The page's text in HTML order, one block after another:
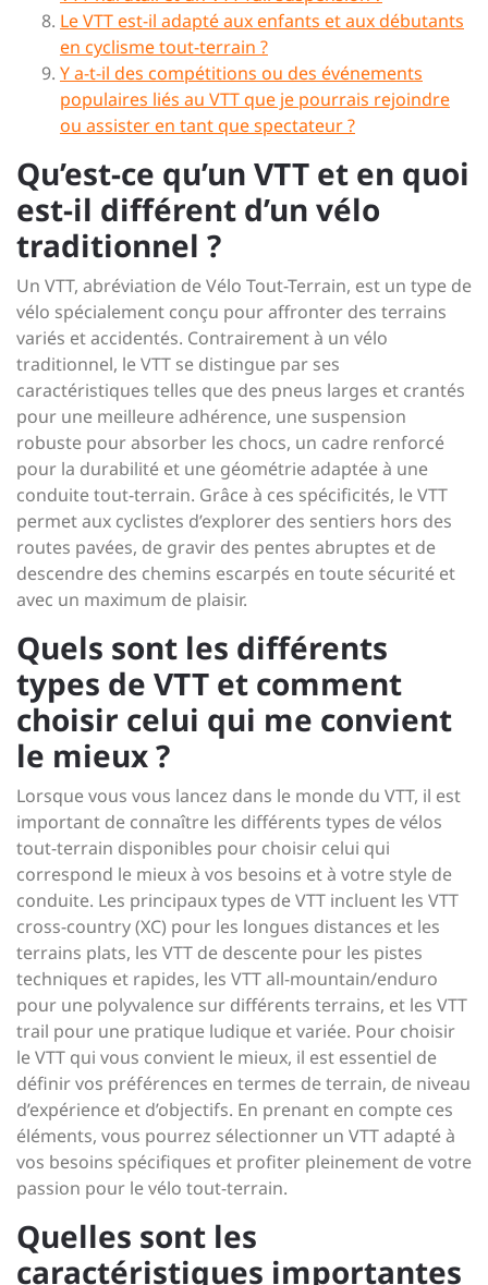
Le VTT est-il adapté aux enfants et aux débutants
en cyclisme tout-terrain ?
Y a-t-il des compétitions ou des événements
populaires liés au VTT que je pourrais rejoindre
ou assister en tant que spectateur ?
Qu’est-ce qu’un VTT et en quoi
est-il différent d’un vélo
traditionnel ?
Un VTT, abréviation de Vélo Tout-Terrain, est un type de
vélo spécialement conçu pour affronter des terrains
variés et accidentés. Contrairement à un vélo
traditionnel, le VTT se distingue par ses
caractéristiques telles que des pneus larges et crantés
pour une meilleure adhérence, une suspension
robuste pour absorber les chocs, un cadre renforcé
pour la durabilité et une géométrie adaptée à une
conduite tout-terrain. Grâce à ces spécificités, le VTT
permet aux cyclistes d’explorer des sentiers hors des
routes pavées, de gravir des pentes abruptes et de
descendre des chemins escarpés en toute sécurité et
avec un maximum de plaisir.
Quels sont les différents
types de VTT et comment
choisir celui qui me convient
le mieux ?
Lorsque vous vous lancez dans le monde du VTT, il est
important de connaître les différents types de vélos
tout-terrain disponibles pour choisir celui qui
correspond le mieux à vos besoins et à votre style de
conduite. Les principaux types de VTT incluent les VTT
cross-country (XC) pour les longues distances et les
terrains plats, les VTT de descente pour les pistes
techniques et rapides, les VTT all-mountain/enduro
pour une polyvalence sur différents terrains, et les VTT
trail pour une pratique ludique et variée. Pour choisir
le VTT qui vous convient le mieux, il est essentiel de
définir vos préférences en termes de terrain, de niveau
d’expérience et d’objectifs. En prenant en compte ces
éléments, vous pourrez sélectionner un VTT adapté à
vos besoins spécifiques et profiter pleinement de votre
passion pour le vélo tout-terrain.
Quelles sont les
caractéristiques importantes